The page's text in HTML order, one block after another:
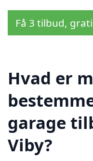
Få 3 tilbud,
Hvad er
garage
Viby?